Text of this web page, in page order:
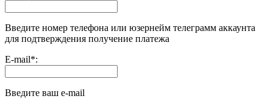
Введите номер телефона или юзернейм телеграмм аккаунта
для подтверждения получение платежа
E-mail*:
Введите ваш e-mail